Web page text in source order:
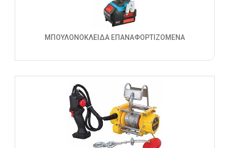
ΜΠΟΥΛΟΝΟΚΛΕΙΔΑ ΕΠΑΝΑΦΟΡΤΙΖΟΜΕΝΑ